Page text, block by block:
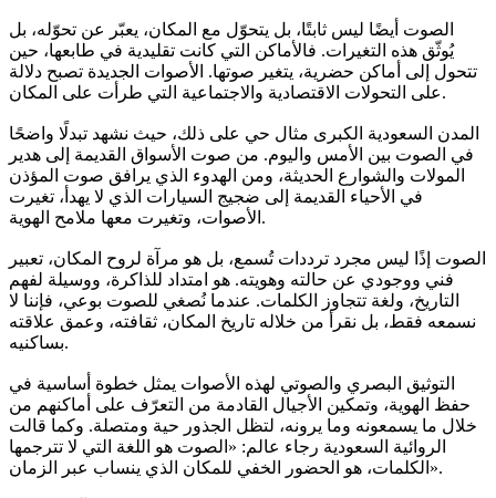
الصوت أيضًا ليس ثابتًا، بل يتحوّل مع المكان، يعبّر عن تحوّله، بل
يُوثّق هذه التغيرات. فالأماكن التي كانت تقليدية في طابعها، حين
تتحول إلى أماكن حضرية، يتغير صوتها. الأصوات الجديدة تصبح دلالة
على التحولات الاقتصادية والاجتماعية التي طرأت على المكان.
المدن السعودية الكبرى مثال حي على ذلك، حيث نشهد تبدلًا واضحًا
في الصوت بين الأمس واليوم. من صوت الأسواق القديمة إلى هدير
المولات والشوارع الحديثة، ومن الهدوء الذي يرافق صوت المؤذن
في الأحياء القديمة إلى ضجيج السيارات الذي لا يهدأ، تغيرت
الأصوات، وتغيرت معها ملامح الهوية.
الصوت إذًا ليس مجرد ترددات تُسمع، بل هو مرآة لروح المكان، تعبير
فني ووجودي عن حالته وهويته. هو امتداد للذاكرة، ووسيلة لفهم
التاريخ، ولغة تتجاوز الكلمات. عندما نُصغي للصوت بوعي، فإننا لا
نسمعه فقط، بل نقرأ من خلاله تاريخ المكان، ثقافته، وعمق علاقته
بساكنيه.
التوثيق البصري والصوتي لهذه الأصوات يمثل خطوة أساسية في
حفظ الهوية، وتمكين الأجيال القادمة من التعرّف على أماكنهم من
خلال ما يسمعونه وما يرونه، لتظل الجذور حية ومتصلة. وكما قالت
الروائية السعودية رجاء عالم: «الصوت هو اللغة التي لا تترجمها
الكلمات، هو الحضور الخفي للمكان الذي ينساب عبر الزمان».